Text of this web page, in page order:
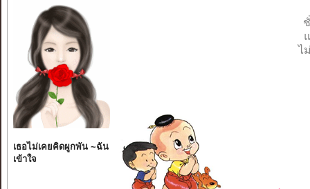
เธอไม่เคยคิดผูกพัน ~ฉัน
เข้าใจ
ไ